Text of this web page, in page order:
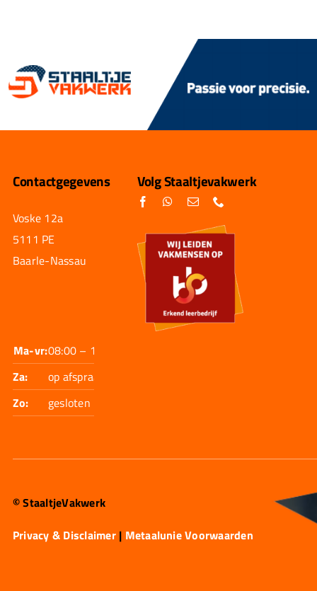
Contactgegevens
Voske 12a
5111 PE
Baarle-Nassau
Ma-vr:08:00 – 17:30
Za:
op afspraak
Zo:
gesloten
Volg Staaltjevakwerk
© StaaltjeVakwerk
Privacy & Disclaimer| Metaalunie Voorwaarden